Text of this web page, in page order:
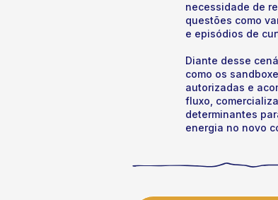
necessidade de
questões como
e episódios de
Diante desse
como os
autorizadas e
fluxo,
determinantes
energia no novo